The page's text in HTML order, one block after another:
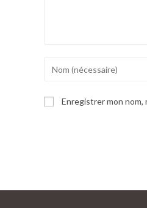
name
or
Enregistrer mon nom,